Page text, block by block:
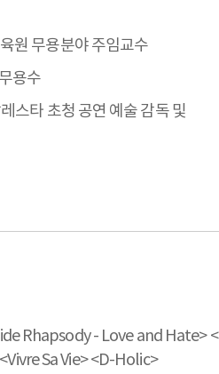
원 무용분야 주임교수
용수
스타 초청 공연 예술 감독 및
Rhapsody - Love and Hate> <
Sa Vie> <D-Holic>